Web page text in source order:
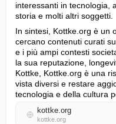
interessanti in tecnologia,
storia e molti altri soggetti.
In sintesi, Kottke.org è un
cercano contenuti curati
e i più ampi contesti
la sua reputazione,
Kottke, Kottke.org è una
vista diversi e restare
tecnologia e della cultura
kottke.org
kottke.org